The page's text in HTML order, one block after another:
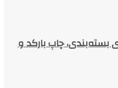
بسته‌بندی، چاپ بارکد و